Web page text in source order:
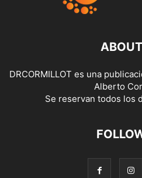
DRCORMILLOT es una
Alberto
Se reservan todos los